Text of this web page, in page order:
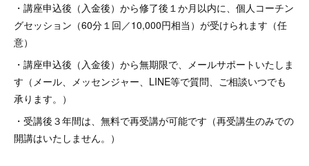
・講座申込後（入金後）から修了後１か月以内に、個人コーチン
グセッション（60分１回／10,000円相当）が受けられます（任
意）
・講座申込後（入金後）から無期限で、メールサポートいたしま
す（メール、メッセンジャー、LINE等で質問、ご相談いつでも
承ります。）
・受講後３年間は、無料で再受講が可能です（再受講生のみでの
開講はいたしません。）